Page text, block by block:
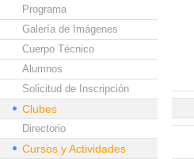
Programa
Galería de Imágenes
Cuerpo Técnico
Alumnos
Solicitud de Inscripción
Clubes
Directorio
Cursos y Actividades